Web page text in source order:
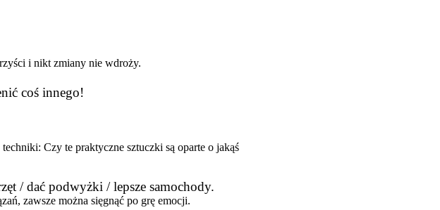
i nikt zmiany nie wdroży.
coś innego!
Czy te praktyczne sztuczki są oparte o jakąś
/ dać podwyżki / lepsze samochody.
zawsze można sięgnąć po grę emocji.